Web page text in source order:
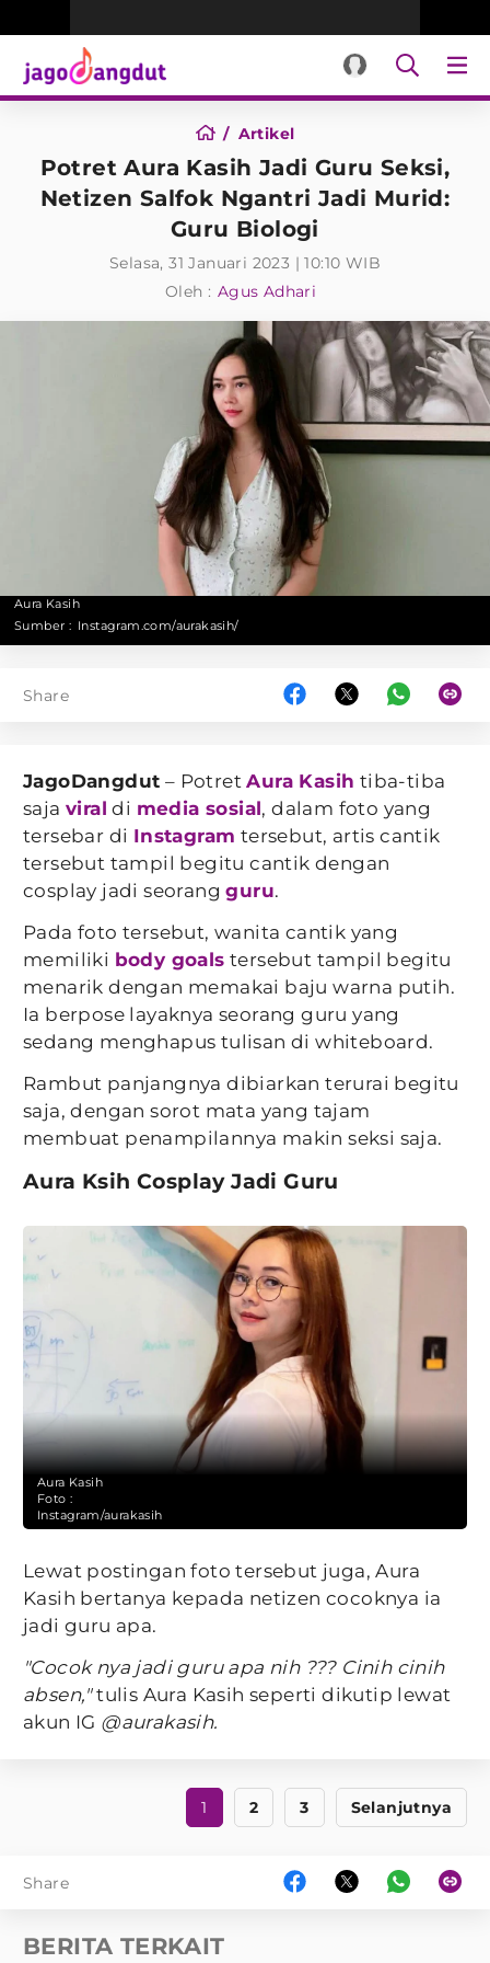
Artikel
Potret Aura Kasih Jadi Guru Seksi,
Netizen Salfok Ngantri Jadi Murid:
Guru Biologi
Selasa, 31 Januari 2023 | 10:10 WIB
Oleh : Agus Adhari
Aura Kasih
Sumber : Instagram.com/aurakasih/
Share
JagoDangdut – PotretAura Kasih tiba-tiba
saja viral di media sosial, dalam foto yang
tersebar di Instagram tersebut, artis cantik
tersebut tampil begitu cantik dengan
cosplay jadi seorangguru.
Pada foto tersebut, wanita cantik yang
memiliki body goals tersebut tampil begitu
menarik dengan memakai baju warna putih.
Ia berpose layaknya seorang guru yang
sedang menghapus tulisan di whiteboard.
Rambut panjangnya dibiarkan terurai begitu
saja, dengan sorot mata yang tajam
membuat penampilannya makin seksi saja.
Aura Ksih Cosplay Jadi Guru
Aura Kasih
Foto :
Instagram/aurakasih
Lewat postingan foto tersebut juga, Aura
Kasih bertanya kepada netizen cocoknya ia
jadi guru apa.
"Cocok nya jadi guru apa nih ??? Cinih cinih
absen,"tulis Aura Kasih seperti dikutip lewat
akun IG @aurakasih.
1 2 3 Selanjutnya
Share
BERITA TERKAIT